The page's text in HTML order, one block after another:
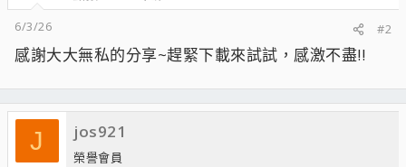
6/3/26
#2
感謝大大無私的分享~趕緊下載來試試，感激不盡!!
J jos921
榮譽會員